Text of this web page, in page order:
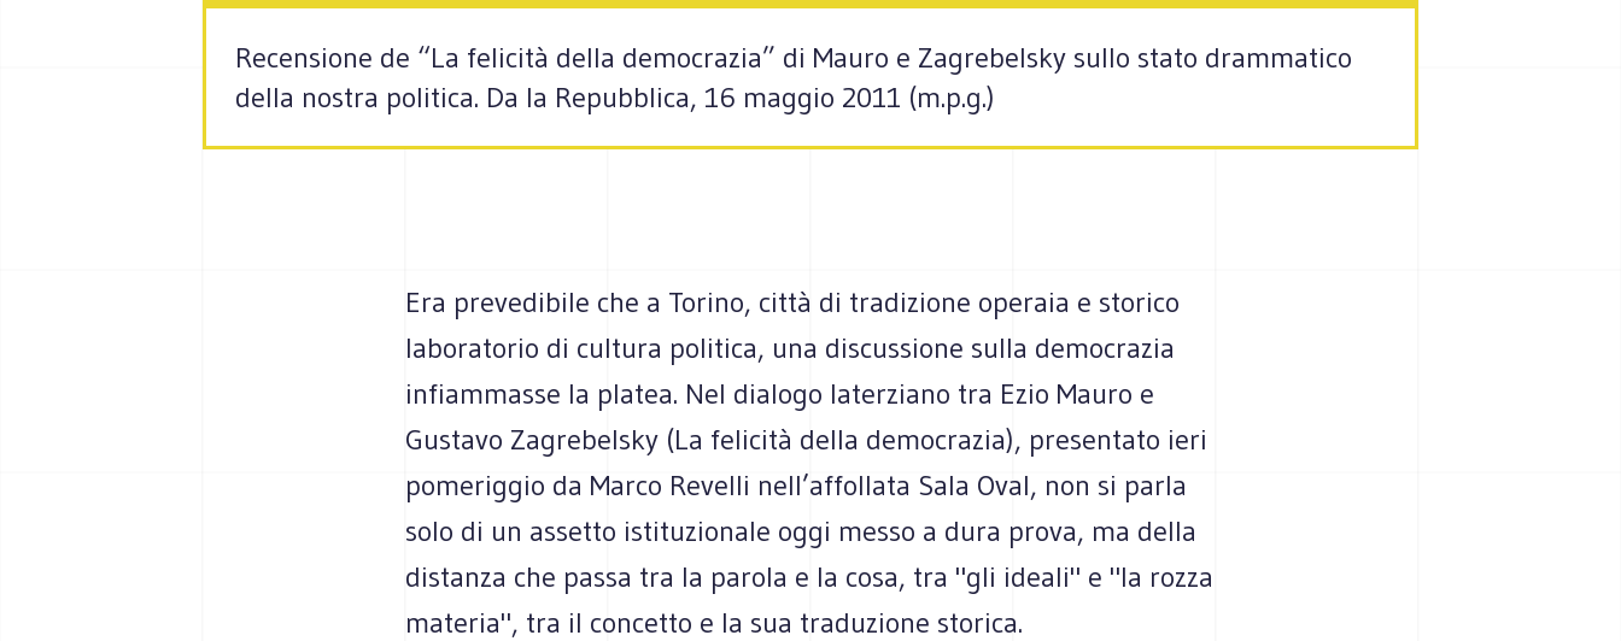
Recensione de “La felicità della democrazia” di Mauro e Zagrebelsky sullo stato drammatico
della nostra politica. Da la Repubblica, 16 maggio 2011 (m.p.g.)
Era prevedibile che a Torino, città di tradizione operaia e storico
laboratorio di cultura politica, una discussione sulla democrazia
infiammasse la platea. Nel dialogo laterziano tra Ezio Mauro e
Gustavo Zagrebelsky (La felicità della democrazia), presentato ieri
pomeriggio da Marco Revelli nell’affollata Sala Oval, non si parla
solo di un assetto istituzionale oggi messo a dura prova, ma della
distanza che passa tra la parola e la cosa, tra "gli ideali" e "la rozza
materia", tra il concetto e la sua traduzione storica.